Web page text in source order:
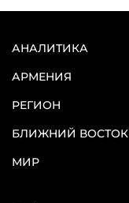
АНАЛИТИКА
АРМЕНИЯ
РЕГИОН
БЛИЖНИЙ ВОСТОК
МИР